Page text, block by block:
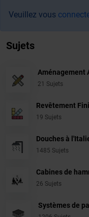
Veuillez vous
Sujets
Aménagement
21 Sujets
Revêtement
19 Sujets
Douches à
1485 Sujets
Cabines de
26 Sujets
Systèmes de